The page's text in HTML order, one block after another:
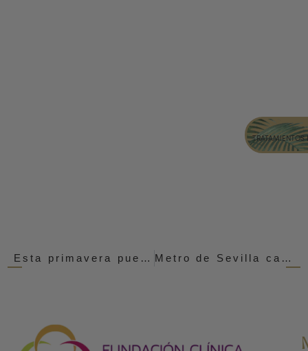
Esta primavera puedes conseguir… lucir nuevo trasero Metro de Sevilla campaña Clínica Rocío Vázquez
TRATAMIENTOS